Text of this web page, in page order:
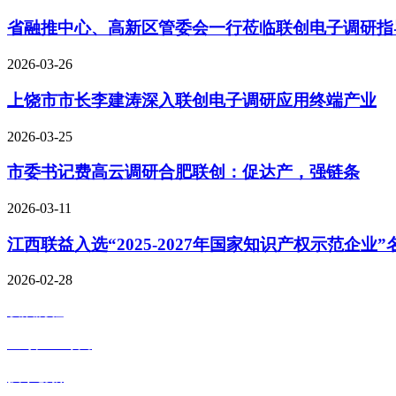
省融推中心、高新区管委会一行莅临联创电子调研
2026-03-26
上饶市市长李建涛深入联创电子调研应用终端产业
2026-03-25
市委书记费高云调研合肥联创：促达产，强链条
2026-03-11
江西联益入选“2025-2027年国家知识产权示范企业”
2026-02-28